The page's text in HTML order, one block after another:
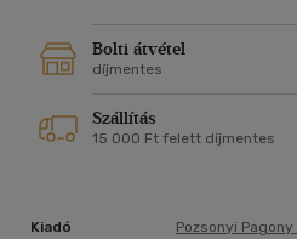
Bolti átvétel
díjmentes
Szállítás
15 000 Ft felett díjmentes
Kiadó Pozsonyi Pagony